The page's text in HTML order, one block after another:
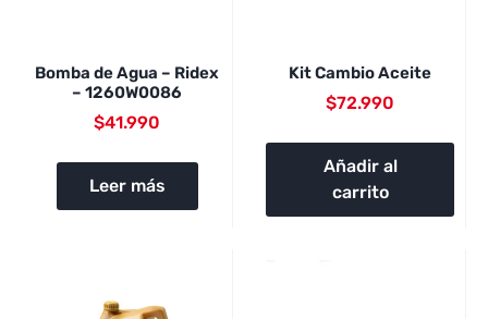
Bomba de Agua – Ridex
– 1260W0086
$41.990
Leer más
Kit Cambio Aceite
$72.990
Añadir al
carrito